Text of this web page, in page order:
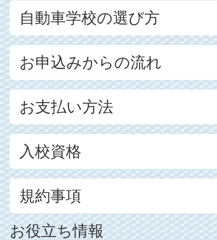
自動車学校の選び方
お申込みからの流れ
お支払い方法
入校資格
規約事項
お役立ち情報